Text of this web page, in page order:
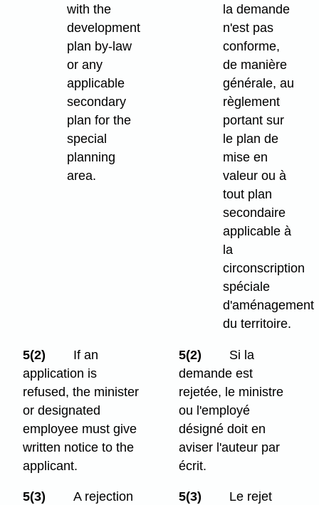
with the
development
plan by-law
or any
applicable
secondary
plan for the
special
planning
area.
la demande
n'est pas
conforme,
de manière
générale, au
règlement
portant sur
le plan de
mise en
valeur ou à
tout plan
secondaire
applicable à
la
circonscription
spéciale
d'aménagement
du territoire.
5(2)
If an
application is
refused, the minister
or designated
employee must give
written notice to the
applicant.
5(2)
Si la
demande est
rejetée, le ministre
ou l'employé
désigné doit en
aviser l'auteur par
écrit.
5(3)
A rejection
5(3)
Le rejet